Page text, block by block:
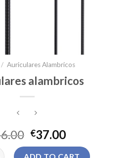
/ Auriculares Alambricos
alambricos
€37.00
alambricos quantity